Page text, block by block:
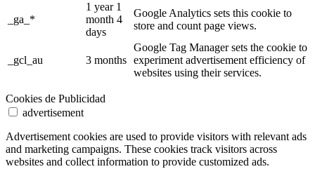
_ga_*
1 year 1
month 4
days
Google Analytics sets this cookie to
store and count page views.
_gcl_au 3 months
Google Tag Manager sets the cookie to
experiment advertisement efficiency of
websites using their services.
Cookies de Publicidad
advertisement
Advertisement cookies are used to provide visitors with relevant ads
and marketing campaigns. These cookies track visitors across
websites and collect information to provide customized ads.